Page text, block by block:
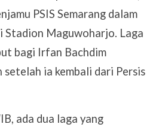
PSIS Semarang dalam
Stadion Maguwoharjo. Laga
bagi Irfan Bachdim
setelah ia kembali dari Persis
ada dua laga yang